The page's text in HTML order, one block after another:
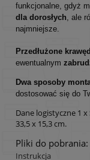
funkcjonalne, gdyż
dla dorosłych, ale
najmniejsze.
Przedłużone
ewentualnym
Dwa sposoby
dostosować się do
Dane logistyczne 1
33,5 x 15,3 cm.
Pliki do pobrania:
Instrukcja